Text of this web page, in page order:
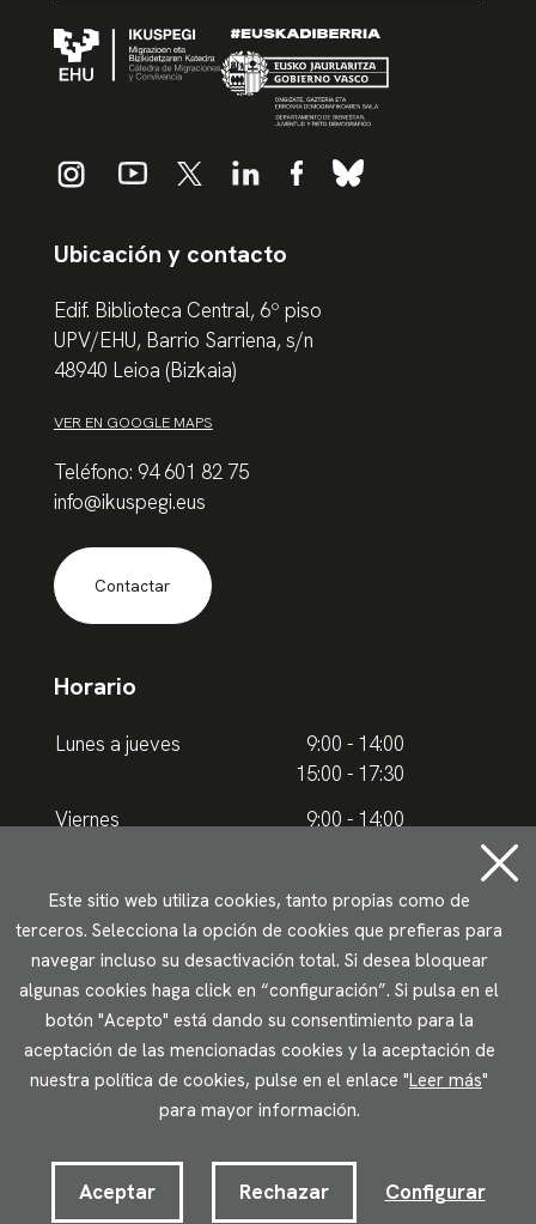
Ubicación y contacto
Edif. Biblioteca Central, 6º piso
UPV/EHU, Barrio Sarriena, s/n
48940 Leioa (Bizkaia)
VER EN GOOGLE MAPS
Teléfono: 94 601 82 75
info@ikuspegi.eus
Contactar
Horario
Lunes a jueves
9:00 - 14:00
15:00 - 17:30
Viernes
9:00 - 14:00
Horario de verano
Lunes a jueves
9.00 - 15.00
Viernes
9:00 - 14:00
Aviso legal Política de privacidad
Uso de cookies
Accesibilidad
Este sitio web utiliza cookies, tanto propias como de
terceros. Selecciona la opción de cookies que prefieras para
navegar incluso su desactivación total. Si desea bloquear
algunas cookies haga click en “configuración”. Si pulsa en el
botón "Acepto" está dando su consentimiento para la
aceptación de las mencionadas cookies y la aceptación de
nuestra política de cookies, pulse en el enlace "Leer más"
para mayor información.
Aceptar Rechazar Configurar